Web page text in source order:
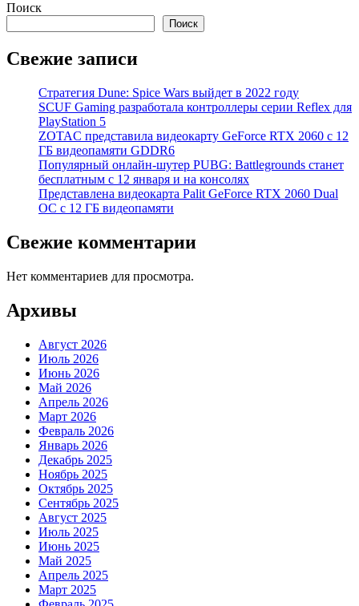
Поиск
Поиск
Свежие записи
Стратегия Dune: Spice Wars выйдет в 2022 году
SCUF Gaming разработала контроллеры серии Reflex для
PlayStation 5
ZOTAC представила видеокарту GeForce RTX 2060 с 12
ГБ видеопамяти GDDR6
Популярный онлайн-шутер PUBG: Battlegrounds станет
бесплатным с 12 января и на консолях
Представлена видеокарта Palit GeForce RTX 2060 Dual
OC с 12 ГБ видеопамяти
Свежие комментарии
Нет комментариев для просмотра.
Архивы
Август 2026
Июль 2026
Июнь 2026
Май 2026
Апрель 2026
Март 2026
Февраль 2026
Январь 2026
Декабрь 2025
Ноябрь 2025
Октябрь 2025
Сентябрь 2025
Август 2025
Июль 2025
Июнь 2025
Май 2025
Апрель 2025
Март 2025